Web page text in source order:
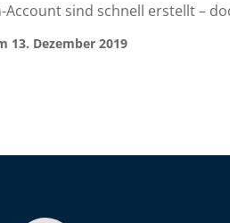
Account sind schnell erstellt –
13. Dezember 2019